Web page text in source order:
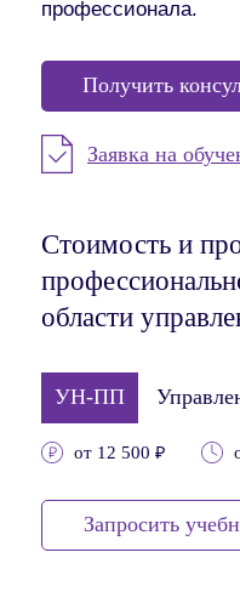
профессионала.
Получить
Заявка на
Стоимость и
области
УН-ПП
от 12 500 ₽
Запросить